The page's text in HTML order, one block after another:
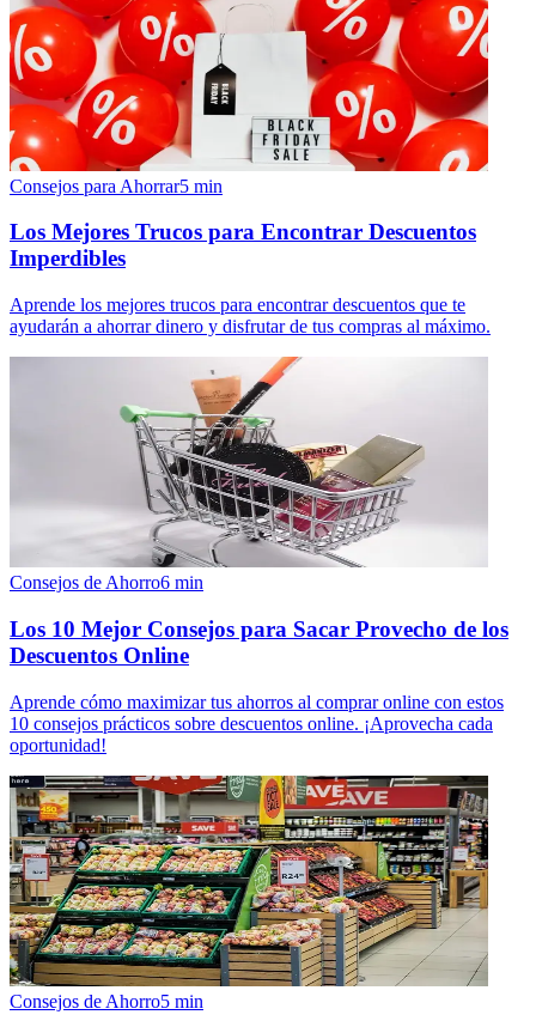
Consejos para Ahorrar5 min
Los Mejores Trucos para Encontrar Descuentos
Imperdibles
Aprende los mejores trucos para encontrar descuentos que te
ayudarán a ahorrar dinero y disfrutar de tus compras al máximo.
Consejos de Ahorro6 min
Los 10 Mejor Consejos para Sacar Provecho de los
Descuentos Online
Aprende cómo maximizar tus ahorros al comprar online con estos
10 consejos prácticos sobre descuentos online. ¡Aprovecha cada
oportunidad!
Consejos de Ahorro5 min